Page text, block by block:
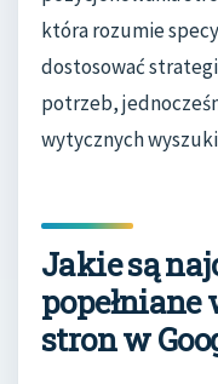
która rozumie
dostosować
potrzeb,
wytycznych
Jakie są
stron w